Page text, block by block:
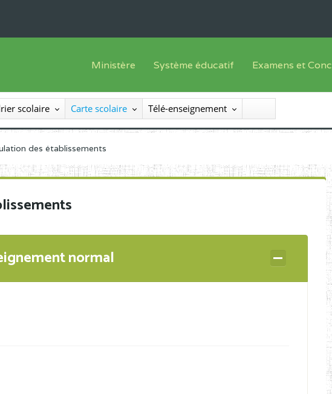
Ministère
Le Ministre
Le SEESEN
Inspection Générale des Enseignements
Organigramme
Système éducatif
Offre de formation
Sous
Progammes d'études
Examens et
Inscriptions
Liste des candidats
Diplômes
scolaire Carte scolaire Télé-enseignement
des établissements
normal